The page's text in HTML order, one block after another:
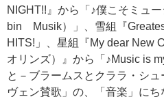
NIGHT!!』から「♪僕こそミ
bin Musik）」、雪組『
HITS!」、星組『My dear New
オリンズ）』から「♪Music is
と－ブラームスとクララ・シ
ヴェン賛歌」の、「音楽」にち